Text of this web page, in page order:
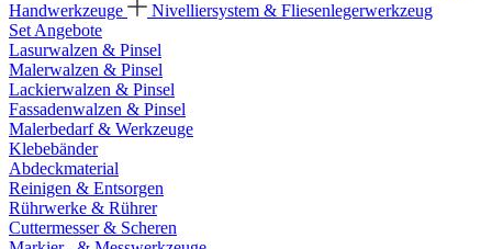
Handwerkzeuge
Nivelliersystem & Fliesenlegerwerkzeug
Set Angebote
Lasurwalzen & Pinsel
Malerwalzen & Pinsel
Lackierwalzen & Pinsel
Fassadenwalzen & Pinsel
Malerbedarf & Werkzeuge
Klebebänder
Abdeckmaterial
Reinigen & Entsorgen
Rührwerke & Rührer
Cuttermesser & Scheren